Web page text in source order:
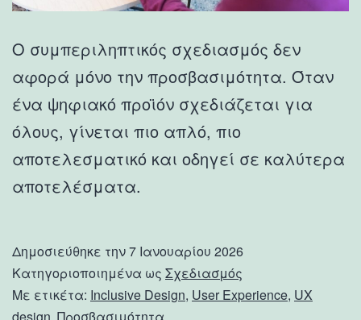
Ο συμπεριληπτικός σχεδιασμός δεν
αφορά μόνο την προσβασιμότητα. Όταν
ένα ψηφιακό προϊόν σχεδιάζεται για
όλους, γίνεται πιο απλό, πιο
αποτελεσματικό και οδηγεί σε καλύτερα
αποτελέσματα.
Δημοσιεύθηκε την7 Ιανουαρίου 2026
Κατηγοριοποιημένα ως Σχεδιασμός
Με ετικέτα: Inclusive Design, User Experience, UX
design, Προσβασιμότητα